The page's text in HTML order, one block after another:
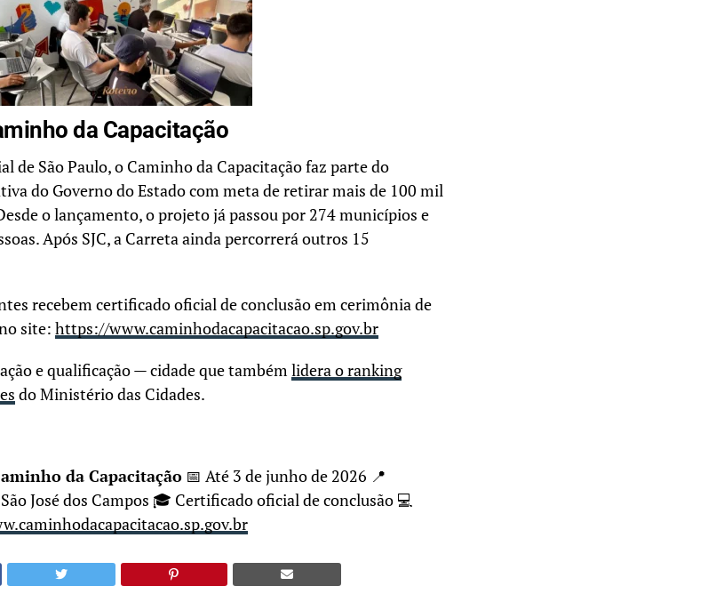
da Capacitação
de São Paulo, o Caminho da Capacitação faz parte do
do Governo do Estado com meta de retirar mais de 100 mil
o lançamento, o projeto já passou por 274 municípios e
Após SJC, a Carreta ainda percorrerá outros 15
recebem certificado oficial de conclusão em cerimônia de
site: https://www.caminhodacapacitacao.sp.gov.br
e qualificação — cidade que também lidera o ranking
do Ministério das Cidades.
da Capacitação 📅 Até 3 de junho de 2026 📍
José dos Campos 🎓 Certificado oficial de conclusão 💻